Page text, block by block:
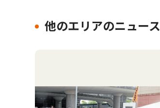
他のエリアのニュース